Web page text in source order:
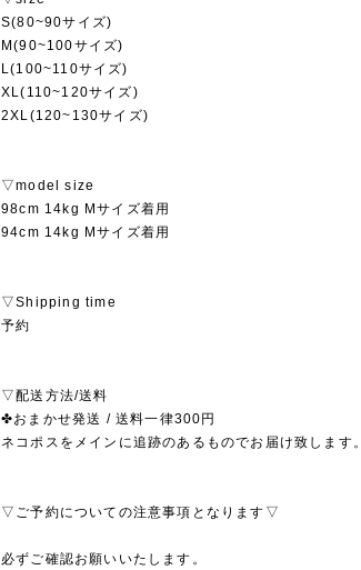
S(80~90サイズ)
M(90~100サイズ)
L(100~110サイズ)
XL(110~120サイズ)
2XL(120~130サイズ)
▽model size
98cm 14kg Mサイズ着用
94cm 14kg Mサイズ着用
▽Shipping time
予約
▽配送方法/送料
✤おまかせ発送 / 送料一律300円
ネコポスをメインに追跡のあるものでお届け致します。
▽ご予約についての注意事項となります▽
必ずご確認お願いいたします。